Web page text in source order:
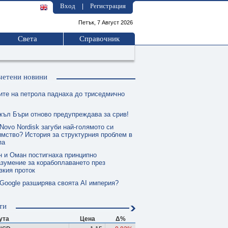
Вход Регистрация
Петък, 7 Август 2026
Света Справочник
новини
на петрола паднаха до триседмично
Бъри отново предупреждава за срив!
Nordisk загуби най-голямото си
История за структурния проблем в
и Оман постигнаха принципно
за корабоплаването през
проток
разширява своята AI империя?
Цена
Δ%